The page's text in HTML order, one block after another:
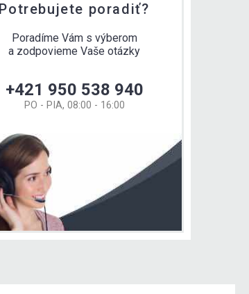
Potrebujete poradiť?
Poradíme Vám s výberom
a zodpovieme Vaše otázky
+421 950 538 940
PO - PIA, 08:00 - 16:00